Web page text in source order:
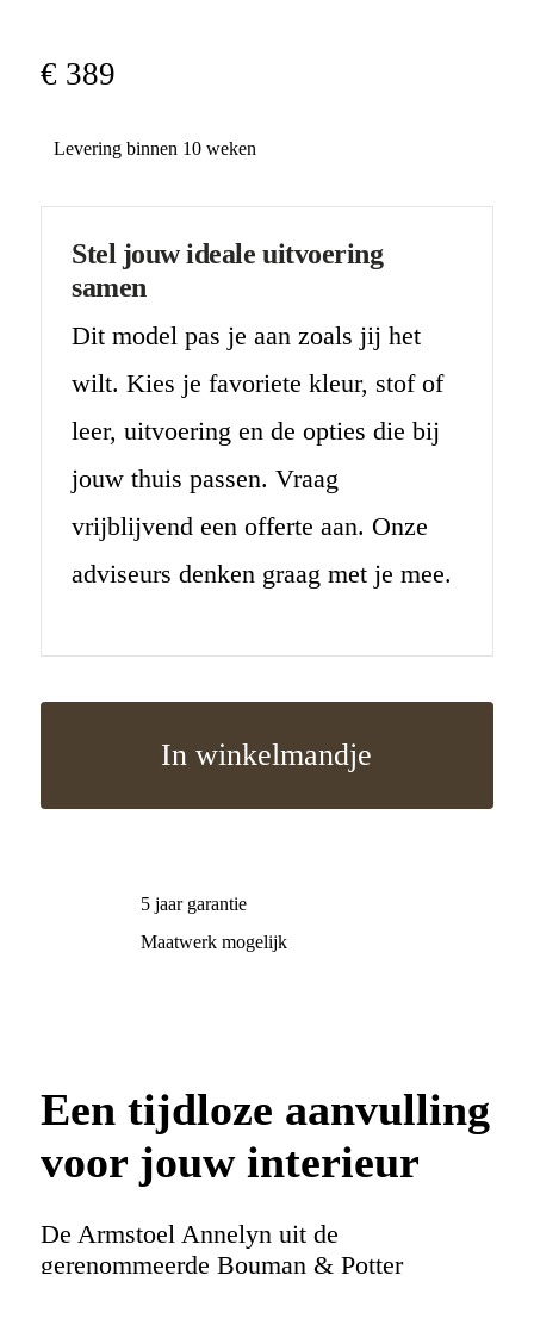
€ 389
Levering binnen 10 weken
Stel jouw ideale uitvoering
samen
Dit model pas je aan zoals jij het
wilt. Kies je favoriete kleur, stof of
leer, uitvoering en de opties die bij
jouw thuis passen. Vraag
vrijblijvend een offerte aan. Onze
adviseurs denken graag met je mee.
In winkelmandje
5 jaar garantie
Maatwerk mogelijk
Een tijdloze aanvulling
voor jouw interieur
De Armstoel Annelyn uit de
gerenommeerde Bouman & Potter